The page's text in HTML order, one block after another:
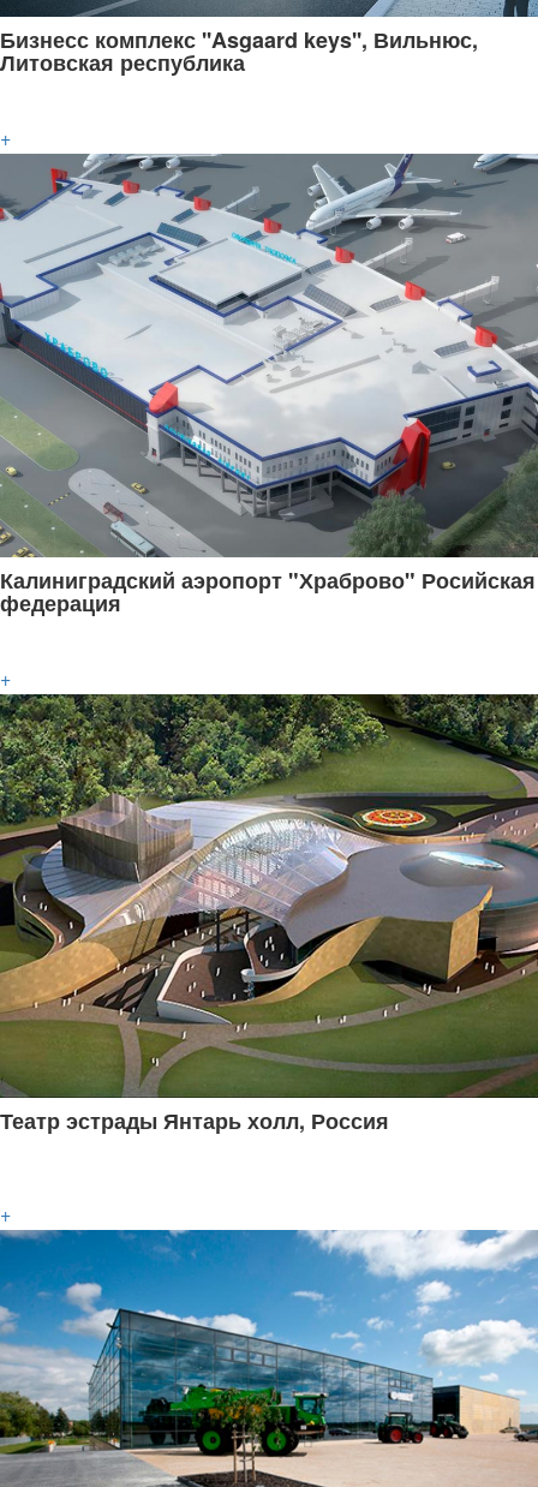
Бизнесс комплекс ''Asgaard keys'', Вильнюс,
Литовская республика
+
Калиниградский аэропорт "Храброво" Росийская
федерация
+
Театр эстрады Янтарь холл, Россия
+